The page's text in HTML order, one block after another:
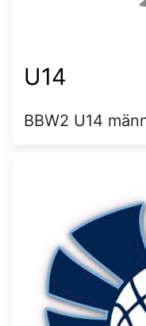
U14
BBW2 U14